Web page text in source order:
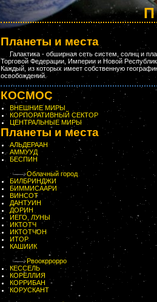
Планеты и места
Галактика - обширная сеть систем, солнц и
Торговой Федерации, Империи и Новой
Каждый, из которых имеет собственную
освобождений.
КОСМОС
ВНЕШНИЕ МИРЫ
КОРПОРАТИВНЫЙ СЕКТОР
ЦЕНТРАЛЬНЫЕ МИРЫ
Планеты и места
АЛЬДЕРААН
АММУУД
БЕСПИН
Облачный город
БИЛБРИНДЖИ
БИММИСААРИ
ВИНСОТ
ДАНТУИН
ДОРИН
ИЕГО, ЛУНЫ
ИКТОТЧ
ИКТОТЧОН
ИТОР
КАШИИК
Рвоокррорро
КЕССЕЛЬ
КОРЕЛЛИЯ
КОРРИБАН
КОРУСКАНТ